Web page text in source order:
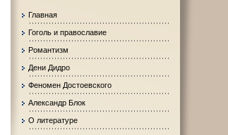
Главная
Гоголь и православие
Романтизм
Дени Дидро
Феномен Достоевского
Александр Блок
О литературе